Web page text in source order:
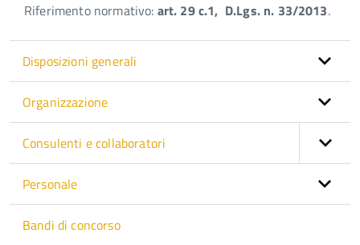
Riferimento normativo: art. 29 c.1, D.Lgs. n. 33/2013.
Disposizioni generali
Organizzazione
Consulenti e collaboratori
Personale
Bandi di concorso